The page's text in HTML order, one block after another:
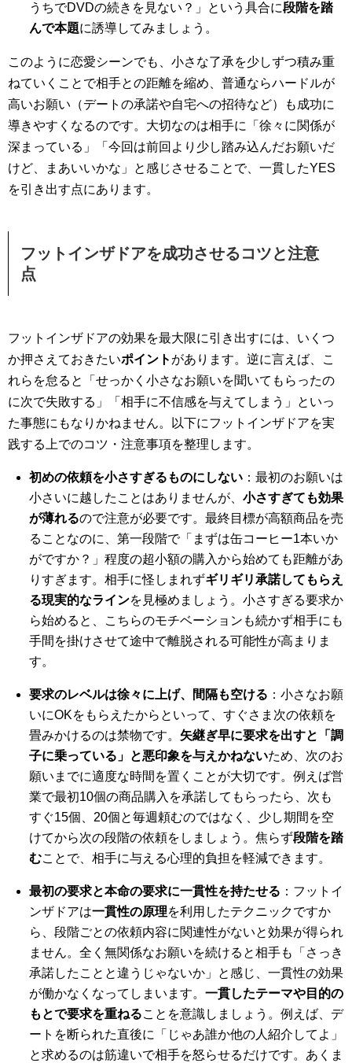
うちでDVDの続きを見ない？」という具合に段階を踏
んで本題に誘導してみましょう。
このように恋愛シーンでも、小さな了承を少しずつ積み重
ねていくことで相手との距離を縮め、普通ならハードルが
高いお願い（デートの承諾や自宅への招待など）も成功に
導きやすくなるのです。大切なのは相手に「徐々に関係が
深まっている」「今回は前回より少し踏み込んだお願いだ
けど、まあいいかな」と感じさせることで、一貫したYES
を引き出す点にあります。
フットインザドアを成功させるコツと注意
点
フットインザドアの効果を最大限に引き出すには、いくつ
か押さえておきたいポイント があります。逆に言えば、こ
れらを怠ると「せっかく小さなお願いを聞いてもらったの
に次で失敗する」「相手に不信感を与えてしまう」といっ
た事態にもなりかねません。以下にフットインザドアを実
践する上でのコツ・注意事項を整理します。
初めの依頼を小さすぎるものにしない ：最初のお願いは
小さいに越したことはありませんが、小さすぎても効果
が薄れるので注意が必要です。最終目標が高額商品を売
ることなのに、第一段階で「まずは缶コーヒー1本いか
がですか？」程度の超小額の購入から始めても距離があ
りすぎます。相手に怪しまれずギリギリ承諾してもらえ
る現実的なラインを見極めましょう。小さすぎる要求か
ら始めると、こちらのモチベーションも続かず相手にも
手間を掛けさせて途中で離脱される可能性が高まりま
す。
要求のレベルは徐々に上げ、間隔も空ける ：小さなお願
いにOKをもらえたからといって、すぐさま次の依頼を
畳みかけるのは禁物です。 矢継ぎ早に要求を出すと「調
子に乗っている」と悪印象を与えかねないため、次のお
願いまでに適度な時間を置くことが大切です。例えば営
業で最初10個の商品購入を承諾してもらったら、次も
すぐ15個、20個と毎週頼むのではなく、少し期間を空
けてから次の段階の依頼をしましょう。焦らず段階を踏
むことで、相手に与える心理的負担を軽減できます。
最初の要求と本命の要求に一貫性を持たせる ：フットイ
ンザドアは一貫性の原理を利用したテクニックですか
ら、段階ごとの依頼内容に関連性がないと効果が得られ
ません。全く無関係なお願いを続けると相手も「さっき
承諾したことと違うじゃないか」と感じ、一貫性の効果
が働かなくなってしまいます。一貫したテーマや目的の
もとで要求を重ねることを意識しましょう。例えば、デ
ートを断られた直後に「じゃあ誰か他の人紹介してよ」
と求めるのは筋違いで相手を怒らせるだけです。あくま